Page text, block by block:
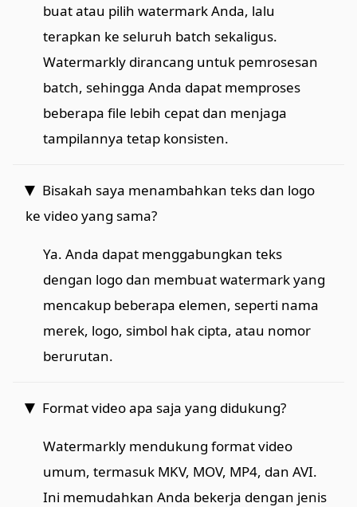
buat atau pilih watermark Anda, lalu
terapkan ke seluruh batch sekaligus.
Watermarkly dirancang untuk pemrosesan
batch, sehingga Anda dapat memproses
beberapa file lebih cepat dan menjaga
tampilannya tetap konsisten.
Bisakah saya menambahkan teks dan logo
ke video yang sama?
Ya. Anda dapat menggabungkan teks
dengan logo dan membuat watermark yang
mencakup beberapa elemen, seperti nama
merek, logo, simbol hak cipta, atau nomor
berurutan.
Format video apa saja yang didukung?
Watermarkly mendukung format video
umum, termasuk MKV, MOV, MP4, dan AVI.
Ini memudahkan Anda bekerja dengan jenis